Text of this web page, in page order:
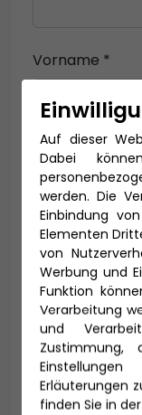
Vorname *
E-Mail *
Telefon *
Geburtsdatum
Auf dieser
Dabei
werden. Die
Einbindung
Elementen
von
Werbung und
Funktion
Verarbeitung
und
Erläuterungen
finden Sie in der